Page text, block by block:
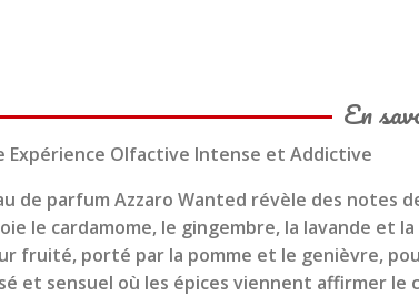
En
Expérience Olfactive Intense et Addictive
de parfum Azzaro Wanted révèle des
le cardamome, le gingembre, la lavande et
fruité, porté par la pomme et le genièvre,
et sensuel où les épices viennent affirmer